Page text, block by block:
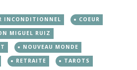
INCONDITIONNEL
COEUR
MIGUEL RUIZ
NOUVEAU MONDE
RETRAITE
TAROTS